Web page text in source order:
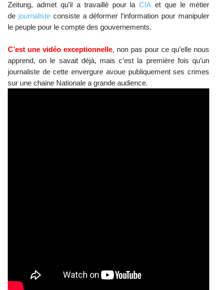
Zeitung, admet qu’il a travaillé pour laCIA et que le métier
de journalisteconsiste a déformer l’information pour manipuler
le peuple pour le compte des gouvernements.
C’est une vidéo exceptionnelle, non pas pour ce qu’elle nous
apprend, on le savait déjà, mais c’est la première fois qu’un
journaliste de cette envergure avoue publiquement ses crimes
sur une chaine Nationale a grande audience.